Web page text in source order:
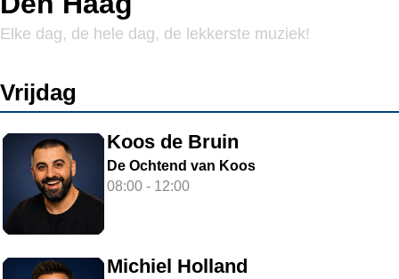
Elke dag, de hele dag, de lekkerste muziek!
Vrijdag
Koos de Bruin
De Ochtend van Koos
08:00 - 12:00
Michiel Holland